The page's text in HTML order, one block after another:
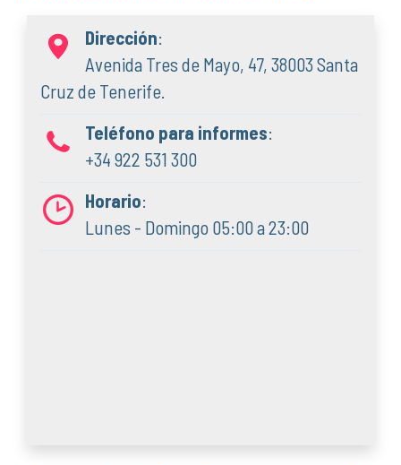
Dirección:
Avenida Tres de Mayo, 47, 38003 Santa
Cruz de Tenerife.
Teléfono para informes:
+34 922 531 300
Horario:
Lunes - Domingo 05:00 a 23:00